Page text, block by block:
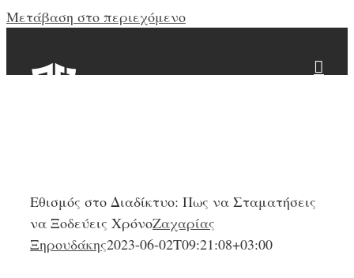
Μετάβαση στο περιεχόμενο
Εθισμός στο Διαδίκτυο: Πως να Σταματήσεις
να Ξoδεύεις ΧρόνοΖαχαρίας
Ξηρουδάκης2023-06-02T09:21:08+03:00